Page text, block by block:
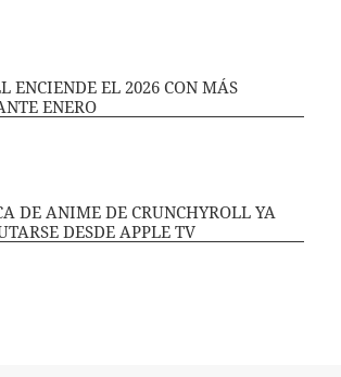
ENCIENDE EL 2026 CON MÁS
ENERO
DE ANIME DE CRUNCHYROLL YA
DESDE APPLE TV